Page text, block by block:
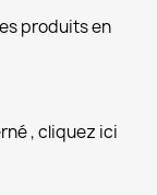
produits en
, cliquez ici